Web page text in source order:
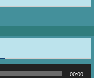
00:00